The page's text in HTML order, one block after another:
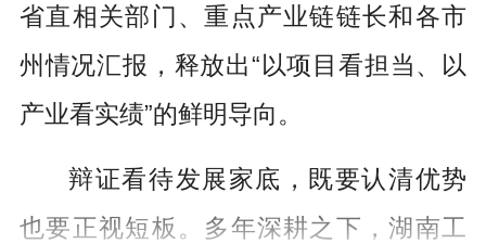
省直相关部门、重点产业链链长和各市
州情况汇报，释放出“以项目看担当、以
产业看实绩”的鲜明导向。
辩证看待发展家底，既要认清优势
也要正视短板。多年深耕之下，湖南工